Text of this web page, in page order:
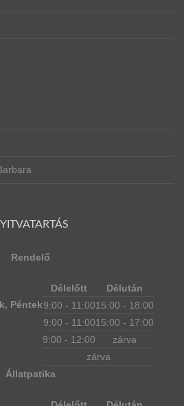
Rendelő
Délelőtt
Délután
Péntek9:00 - 11:0015:00 - 18:00
9:00 - 11:0015:00 - 17:00
9:00 - 12:00
zárva
zárva
Állatpatika